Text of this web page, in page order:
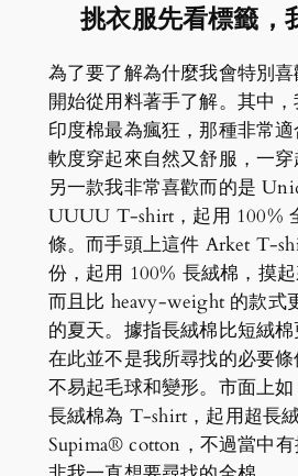
挑衣服先看標籤，
為了要了解為什麼我會特別
開始從用料著手了解。其中
印度棉最為瘋狂，那種非常
軟度穿起來自然又舒服，一
另一款我非常喜歡而的是
UUUU T-shirt，起用 100%
條。而手頭上這件 Arket T-
份，起用 100% 長絨棉，摸起
而且比 heavy-weight 的款式
的夏天。據指長絨棉比短絨
在此並不是我所尋找的必要
不易起毛球和變形。市面上
長絨棉為 T-shirt，起用超長
Supima® cotton，不過當中